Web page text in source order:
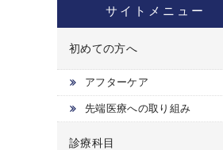
サイトメニュー
初めての方へ
アフターケア
先端医療への取り組み
診療科目